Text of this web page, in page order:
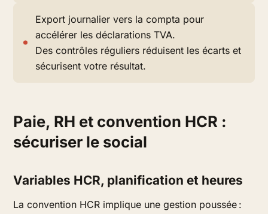
Export journalier vers la compta pour
accélérer les déclarations TVA.
Des contrôles réguliers réduisent les écarts et
sécurisent votre résultat.
Paie, RH et convention HCR :
sécuriser le social
Variables HCR, planification et heures
La convention HCR implique une gestion poussée :